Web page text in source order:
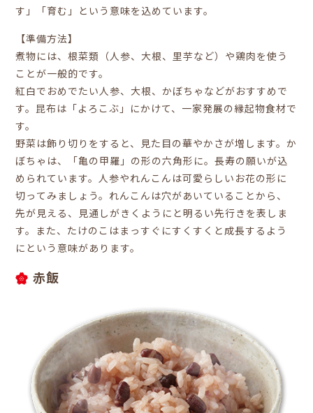
す」「育む」という意味を込めています。
【準備方法】
煮物には、根菜類（人参、大根、里芋など）や鶏肉を使う
ことが一般的です。
紅白でおめでたい人参、大根、かぼちゃなどがおすすめで
す。昆布は「よろこぶ」にかけて、一家発展の縁起物食材で
す。
野菜は飾り切りをすると、見た目の華やかさが増します。か
ぼちゃは、「亀の甲羅」の形の六角形に。長寿の願いが込
められています。人参やれんこんは可愛らしいお花の形に
切ってみましょう。れんこんは穴があいていることから、
先が見える、見通しがきくようにと明るい先行きを表しま
す。また、たけのこはまっすぐにすくすくと成長するよう
にという意味があります。
赤飯